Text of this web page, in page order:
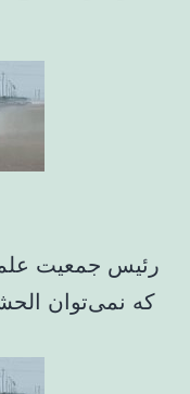
رئیس جمعیت
که نمی‌توان